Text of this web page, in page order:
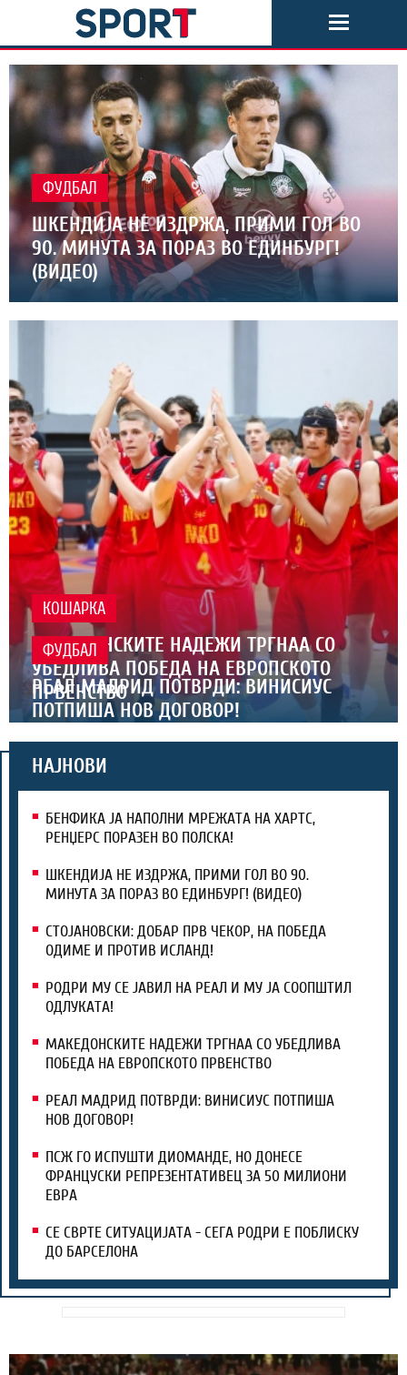
ФУДБАЛ
ШКЕНДИЈА НЕ ИЗДРЖА, ПРИМИ ГОЛ ВО
90. МИНУТА ЗА ПОРАЗ ВО ЕДИНБУРГ!
(ВИДЕО)
КОШАРКА
МАКЕДОНСКИТЕ НАДЕЖИ ТРГНАА СО
УБЕДЛИВА ПОБЕДА НА ЕВРОПСКОТО
ПРВЕНСТВО
ФУДБАЛ
РЕАЛ МАДРИД ПОТВРДИ: ВИНИСИУС
ПОТПИША НОВ ДОГОВОР!
НАЈНОВИ
БЕНФИКА ЈА НАПОЛНИ МРЕЖАТА НА ХАРТС,
РЕНЏЕРС ПОРАЗЕН ВО ПОЛСКА!
ШКЕНДИЈА НЕ ИЗДРЖА, ПРИМИ ГОЛ ВО 90.
МИНУТА ЗА ПОРАЗ ВО ЕДИНБУРГ! (ВИДЕО)
СТОЈАНОВСКИ: ДОБАР ПРВ ЧЕКОР, НА ПОБЕДА
ОДИМЕ И ПРОТИВ ИСЛАНД!
РОДРИ МУ СЕ ЈАВИЛ НА РЕАЛ И МУ ЈА СООПШТИЛ
ОДЛУКАТА!
МАКЕДОНСКИТЕ НАДЕЖИ ТРГНАА СО УБЕДЛИВА
ПОБЕДА НА ЕВРОПСКОТО ПРВЕНСТВО
РЕАЛ МАДРИД ПОТВРДИ: ВИНИСИУС ПОТПИША
НОВ ДОГОВОР!
ПСЖ ГО ИСПУШТИ ДИОМАНДЕ, НО ДОНЕСЕ
ФРАНЦУСКИ РЕПРЕЗЕНТАТИВЕЦ ЗА 50 МИЛИОНИ
ЕВРА
СЕ СВРТЕ СИТУАЦИЈАТА - СЕГА РОДРИ Е ПОБЛИСКУ
ДО БАРСЕЛОНА